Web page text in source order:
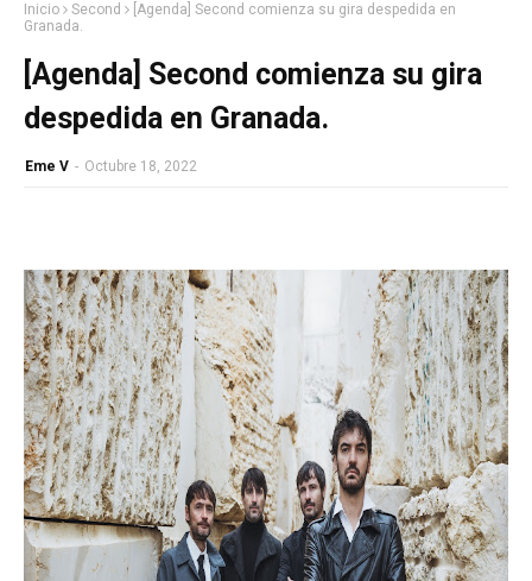
Inicio Second
[Agenda] Second comienza su gira despedida en
Granada.
[Agenda] Second comienza su gira
despedida en Granada.
Eme V - Octubre 18, 2022